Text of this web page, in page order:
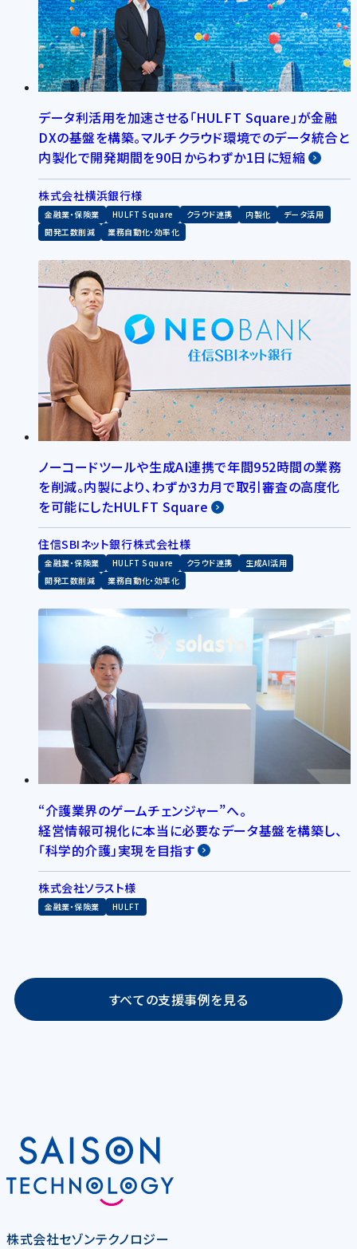
データ利活用を加速させる「HULFT Square」が金融
DXの基盤を構築。マルチクラウド環境でのデータ統合と
内製化で開発期間を90日からわずか1日に短縮
株式会社横浜銀行様
金融業・保険業 HULFT Square クラウド連携 内製化
データ活用
開発工数削減
業務自動化・効率化
ノーコードツールや生成AI連携で年間952時間の業務
を削減。内製により、わずか3カ月で取引審査の高度化
を可能にしたHULFT Square
住信SBIネット銀行株式会社様
金融業・保険業 HULFT Square クラウド連携
生成AI活用
開発工数削減
業務自動化・効率化
“介護業界のゲームチェンジャー”へ。
経営情報可視化に本当に必要なデータ基盤を構築し、
「科学的介護」実現を目指す
株式会社ソラスト様
金融業・保険業 HULFT
すべての支援事例を見る
株式会社セゾンテクノロジー